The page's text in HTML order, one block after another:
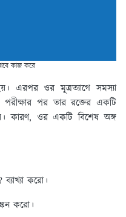
কাজ করে
এরপর ওর মূত্রত্যাগে সমস্যা
পর তার রক্তের একটি
কারণ, ওর একটি বিশেষ অঙ্গ
করো।
করো।